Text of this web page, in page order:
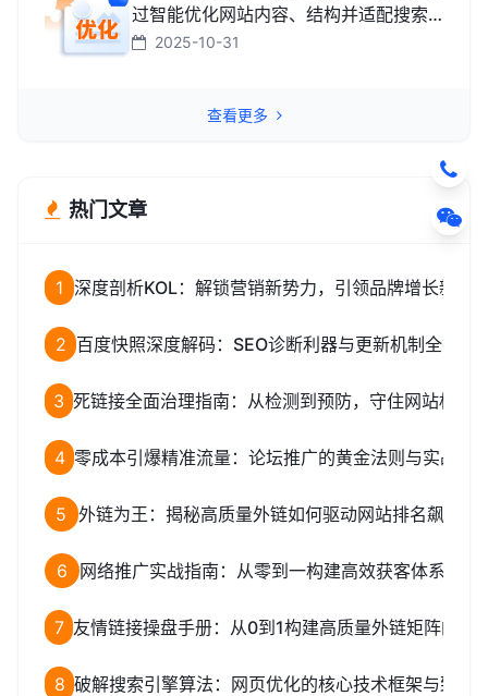
过智能优化网站内容、结构并适配搜索
引擎规则，助力网站快速提升排名，从
2025-10-31
查看更多
热门文章
1 深度剖析KOL：解锁营销新势力，引领品牌增长新路
2 百度快照深度解码：SEO诊断利器与更新机制全揭秘
3 死链接全面治理指南：从检测到预防，守住网站权重
4 零成本引爆精准流量：论坛推广的黄金法则与实战全
5 外链为王：揭秘高质量外链如何驱动网站排名飙升
6 网络推广实战指南：从零到一构建高效获客体系
7 友情链接操盘手册：从0到1构建高质量外链矩阵的完
8 破解搜索引擎算法：网页优化的核心技术框架与致命